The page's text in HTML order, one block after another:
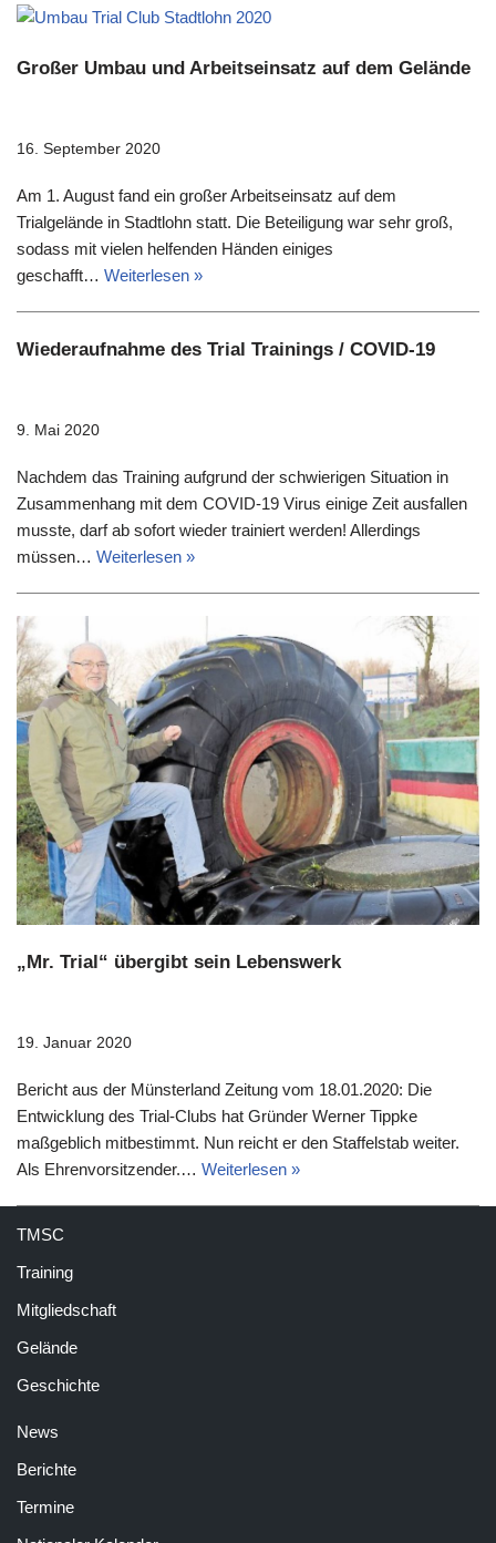
Großer Umbau und Arbeitseinsatz auf dem Gelände
16. September 2020
Am 1. August fand ein großer Arbeitseinsatz auf dem
Trialgelände in Stadtlohn statt. Die Beteiligung war sehr groß,
sodass mit vielen helfenden Händen einiges
geschafft… Weiterlesen »
Wiederaufnahme des Trial Trainings / COVID-19
9. Mai 2020
Nachdem das Training aufgrund der schwierigen Situation in
Zusammenhang mit dem COVID-19 Virus einige Zeit ausfallen
musste, darf ab sofort wieder trainiert werden! Allerdings
müssen… Weiterlesen »
„Mr. Trial“ übergibt sein Lebenswerk
19. Januar 2020
Bericht aus der Münsterland Zeitung vom 18.01.2020: Die
Entwicklung des Trial-Clubs hat Gründer Werner Tippke
maßgeblich mitbestimmt. Nun reicht er den Staffelstab weiter.
Als Ehrenvorsitzender.… Weiterlesen »
TMSC
Training
Mitgliedschaft
Gelände
Geschichte
News
Berichte
Termine